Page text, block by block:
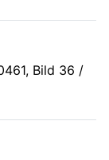
, Bild 36 /